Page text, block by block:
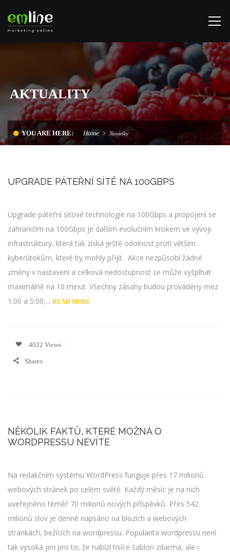
AKTUALITY
YOU ARE HERE: Home Novinky
UPGRADE PÁTEŘNÍ SÍTĚ NA 100GBPS
Upgrade páteřní síťové technologie na 100Gbps a propojení se
zahraničím na 100Gbps je dalším evolučním krokem ve vývoji
infrastruktury, která tak získá ještě odolnost proti větším
kyberútokům, které by mohly přijít. Akce nezpůsobí žádné
změny v nastavení a celková nedostupnost se může vyšplhat
maximálně na 10 minut. Všechny zásahy budou prováděny mez
1:00 a 5:00,... READ MORE
4022 Views
Shares
NĚKOLIK FAKTŮ, KTERÉ MOŽNÁ O
WORDPRESSU NEVÍTE
Na redakčním systému WordPress funguje přes 17 milionů
webových stránek po celém světě. Každý měsíc je na nich
uveřejněno téměř 70 milionů nových příspěvků. Přes 542
milionů slov je denně napsáno na blozích a webových
stránkách, bežících na wordpressu. Popularita wordpressu není
tak vysoká jen pro to, že nabízí tisíce šablon zdarma, ale i